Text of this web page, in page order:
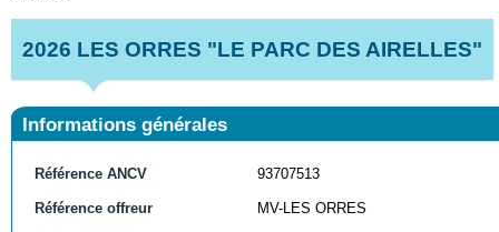
2026 LES ORRES "LE PARC DES AIRELLES"
Informations générales
Référence ANCV 93707513
Référence offreur MV-LES ORRES